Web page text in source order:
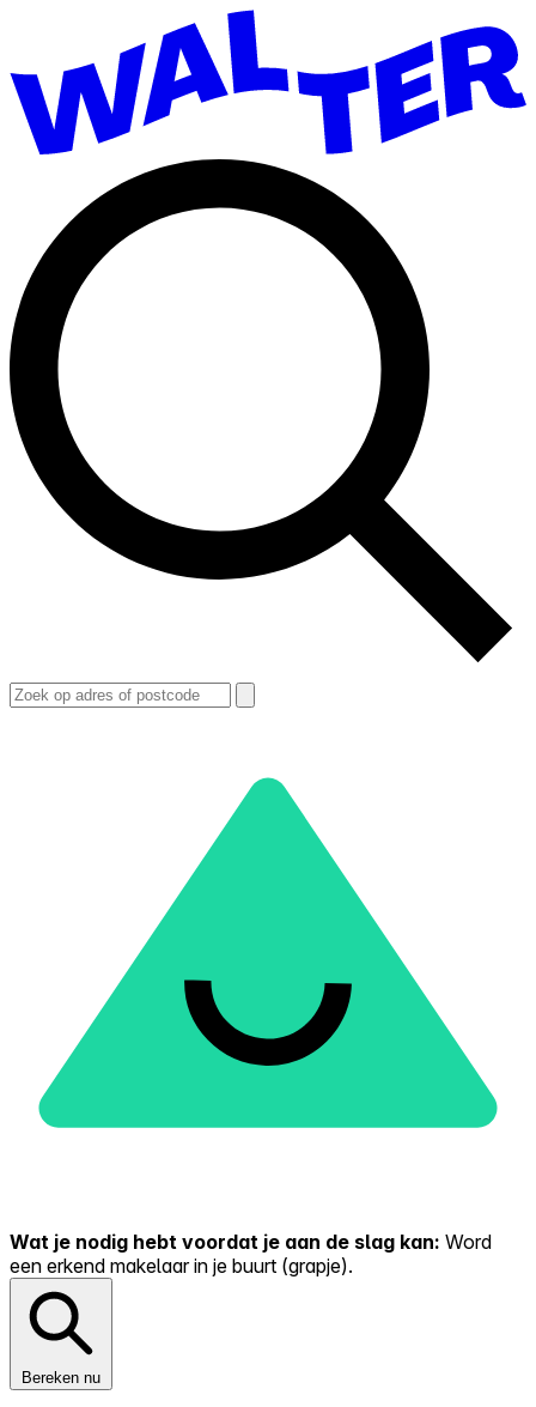
Wat je nodig hebt voordat je aan de slag kan: Word
een erkend makelaar in je buurt (grapje).
Bereken nu